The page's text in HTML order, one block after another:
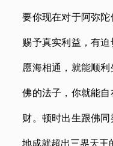
要你现在对于阿弥
赐予真实利益，有
愿海相通，就能顺
佛的法子，你就能
财。顿时出生跟佛
地成就超出三界天王